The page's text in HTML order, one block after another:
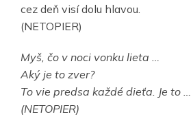
cez deň visí dolu hlavou.
(NETOPIER)
Myš, čo v noci vonku lieta …
Aký je to zver?
To vie predsa každé dieťa. Je to …
(NETOPIER)